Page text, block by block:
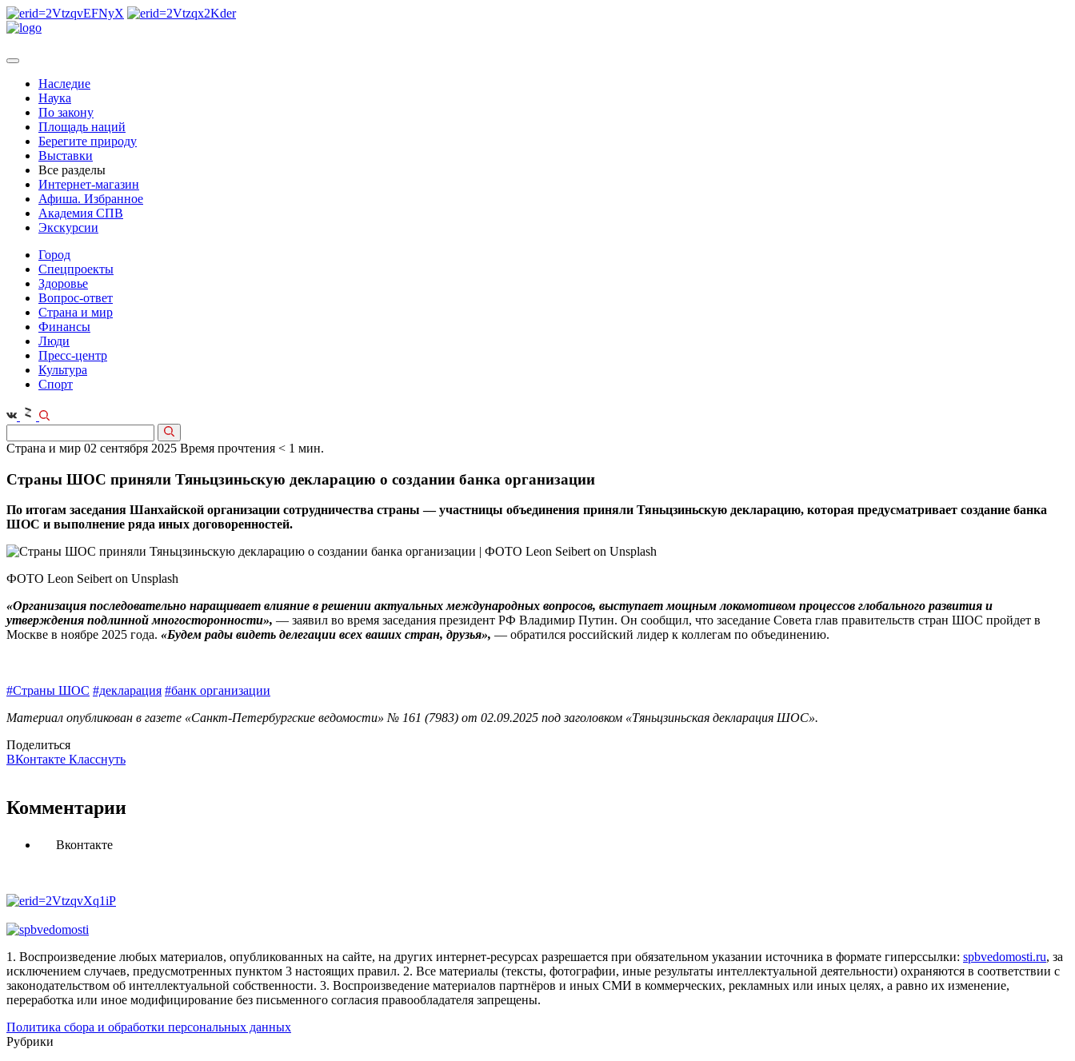
Наследие
Наука
По закону
Площадь наций
Берегите природу
Выставки
Все разделы
Интернет-магазин
Афиша. Избранное
Академия СПВ
Экскурсии
Город
Спецпроекты
Здоровье
Вопрос-ответ
Страна и мир
Финансы
Люди
Пресс-центр
Культура
Спорт
Страна и мир 02 сентября 2025 Время прочтения < 1 мин.
Страны ШОС приняли Тяньцзиньскую декларацию о создании банка организации
По итогам заседания Шанхайской организации сотрудничества страны — участницы объединения приняли Тяньцзиньскую декларацию, которая предусматривает создание банка
ШОС и выполнение ряда иных договоренностей.
ФОТО Leon Seibert on Unsplash
«Организация последовательно наращивает влияние в решении актуальных международных вопросов, выступает мощным локомотивом процессов глобального развития и
утверждения подлинной многосторонности», — заявил во время заседания президент РФ Владимир Путин. Он сообщил, что заседание Совета глав правительств стран ШОС пройдет в
Москве в ноябре 2025 года. «Будем рады видеть делегации всех ваших стран, друзья», — обратился российский лидер к коллегам по объединению.
#Страны ШОС #декларация #банк организации
Материал опубликован в газете «Санкт-Петербургские ведомости» № 161 (7983) от 02.09.2025 под заголовком «Тяньцзиньская декларация ШОС».
Поделиться
ВКонтакте Класснуть
Комментарии
Вконтакте
1. Воспроизведение любых материалов, опубликованных на сайте, на других интернет-ресурсах разрешается при обязательном указании источника в формате гиперссылки: spbvedomosti.ru, за
исключением случаев, предусмотренных пунктом 3 настоящих правил. 2. Все материалы (тексты, фотографии, иные результаты интеллектуальной деятельности) охраняются в соответствии с
законодательством об интеллектуальной собственности. 3. Воспроизведение материалов партнёров и иных СМИ в коммерческих, рекламных или иных целях, а равно их изменение,
переработка или иное модифицирование без письменного согласия правообладателя запрещены.
Политика сбора и обработки персональных данных
Рубрики